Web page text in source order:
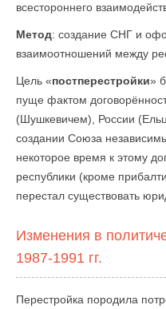
всестороннего
Метод: создание СНГ и
взаимоотношений между
Цель «постперестройки»
пуще фактом
(Шушкевичем), России
создании Союза
некоторое время к этому
республики (кроме
перестал существовать
Изменения в
1987-1991 гг.
Перестройка породила